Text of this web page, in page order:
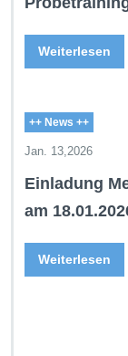
Weiterlesen
++ News ++
Jan. 13,2026
Einladung
am
Weiterlesen